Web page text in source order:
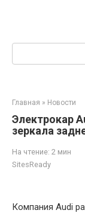
Поиск:
Главная » Новости
Электрокар
зеркала
На чтение: 2 мин
SitesReady
Компания Audi